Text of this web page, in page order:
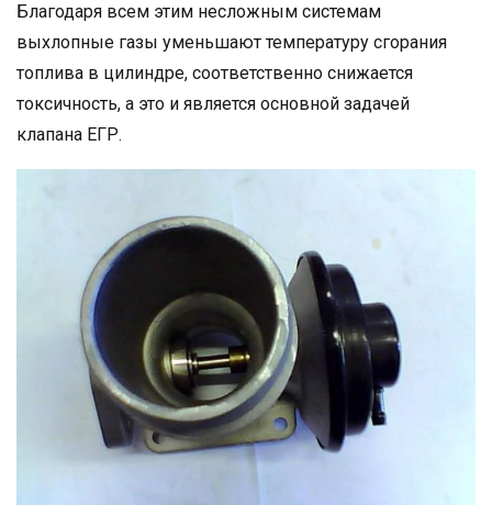
Благодаря всем этим несложным системам
выхлопные газы уменьшают температуру сгорания
топлива в цилиндре, соответственно снижается
токсичность, а это и является основной задачей
клапана ЕГР.